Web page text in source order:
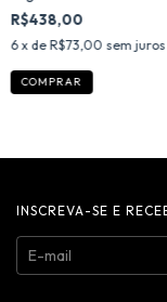
R$438,00
6 x de R$73,00 sem juros
INSCREVA-SE E